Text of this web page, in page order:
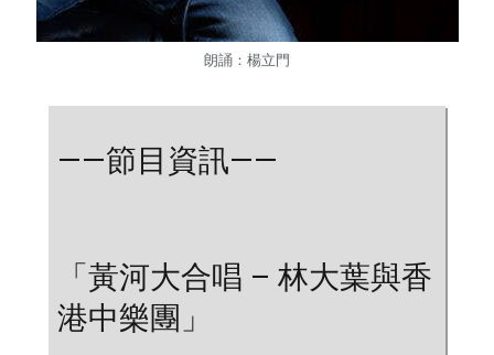
朗誦：楊立門
——節目資訊——
「黃河大合唱 – 林大葉與香
港中樂團」